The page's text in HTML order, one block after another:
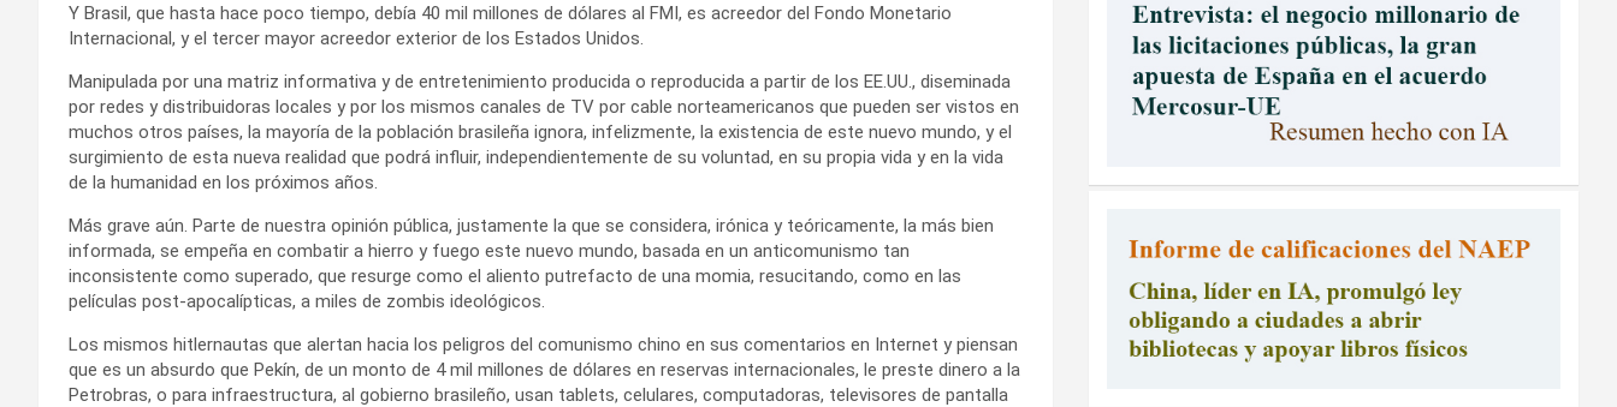
Y Brasil, que hasta hace poco tiempo, debía 40 mil millones de dólares al FMI, es acreedor del Fondo Monetario
Internacional, y el tercer mayor acreedor exterior de los Estados Unidos.
Manipulada por una matriz informativa y de entretenimiento producida o reproducida a partir de los EE.UU., diseminada
por redes y distribuidoras locales y por los mismos canales de TV por cable norteamericanos que pueden ser vistos en
muchos otros países, la mayoría de la población brasileña ignora, infelizmente, la existencia de este nuevo mundo, y el
surgimiento de esta nueva realidad que podrá influir, independientemente de su voluntad, en su propia vida y en la vida
de la humanidad en los próximos años.
Más grave aún. Parte de nuestra opinión pública, justamente la que se considera, irónica y teóricamente, la más bien
informada, se empeña en combatir a hierro y fuego este nuevo mundo, basada en un anticomunismo tan
inconsistente como superado, que resurge como el aliento putrefacto de una momia, resucitando, como en las
películas post-apocalípticas, a miles de zombis ideológicos.
Los mismos hitlernautas que alertan hacia los peligros del comunismo chino en sus comentarios en Internet y piensan
que es un absurdo que Pekín, de un monto de 4 mil millones de dólares en reservas internacionales, le preste dinero a la
Petrobras, o para infraestructura, al gobierno brasileño, usan tablets, celulares, computadoras, televisores de pantalla